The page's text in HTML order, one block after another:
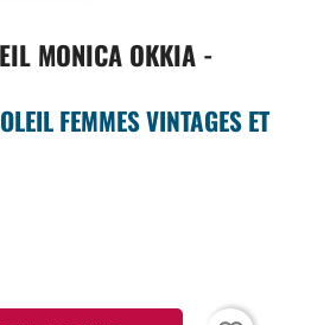
MONICA OKKIA -
FEMMES VINTAGES ET